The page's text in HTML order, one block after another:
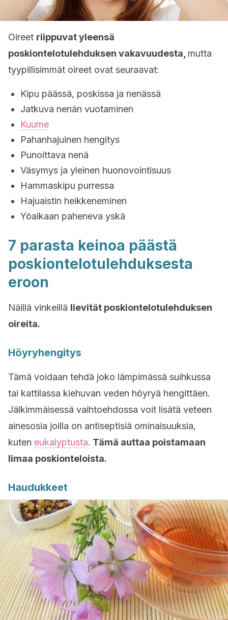
Oireet riippuvat yleensä
poskiontelotulehduksen vakavuudesta, mutta
tyypillisimmät oireet ovat seuraavat:
Kipu päässä, poskissa ja nenässä
Jatkuva nenän vuotaminen
Kuume
Pahanhajuinen hengitys
Punoittava nenä
Väsymys ja yleinen huonovointisuus
Hammaskipu purressa
Hajuaistin heikkeneminen
Yöaikaan paheneva yskä
7 parasta keinoa päästä
poskiontelotulehduksesta
eroon
Näillä vinkeillä lievität poskiontelotulehduksen
oireita.
Höyryhengitys
Tämä voidaan tehdä joko lämpimässä suihkussa
tai kattilassa kiehuvan veden höyryä hengittäen.
Jälkimmäisessä vaihtoehdossa voit lisätä veteen
ainesosia joilla on antiseptisiä ominaisuuksia,
kuten eukalyptusta. Tämä auttaa poistamaan
limaa poskionteloista.
Haudukkeet